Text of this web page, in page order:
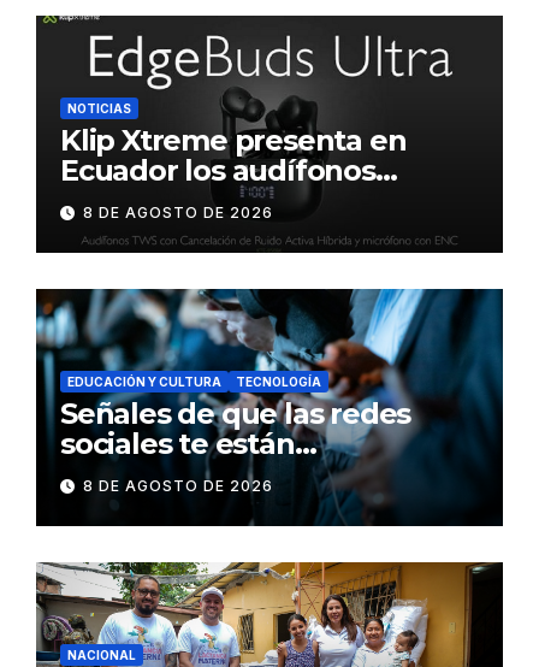
NOTICIAS
Klip Xtreme presenta en
Ecuador los audífonos
DynaBuds con sonido
inteligente y control táctil
8 DE AGOSTO DE 2026
EDUCACIÓN Y CULTURA TECNOLOGÍA
Señales de que las redes
sociales te están
consumiendo
8 DE AGOSTO DE 2026
NACIONAL